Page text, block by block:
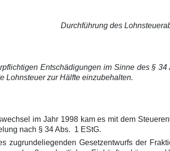
Durchführung des
Entschädigungen im Sinne des §
Lohnsteuer zur Hälfte einzubehalten.
im Jahr 1998 kam es mit dem
nach § 34 Abs. 1 EStG.
zugrundeliegenden Gesetzentwurfs der